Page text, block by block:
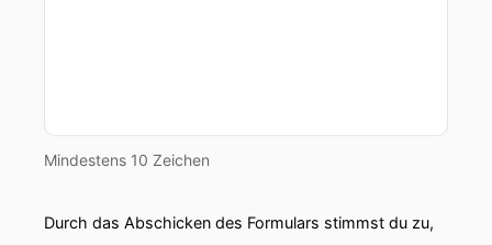
Mindestens 10 Zeichen
Durch das Abschicken des Formulars stimmst du zu,